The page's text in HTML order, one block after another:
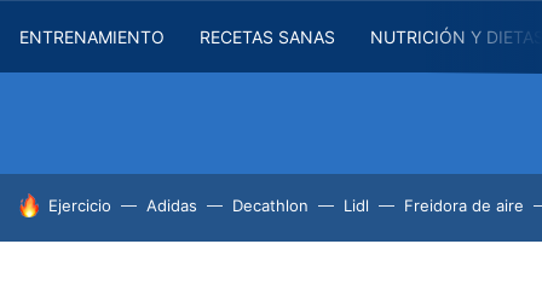
ENTRENAMIENTO RECETAS SANAS NUTRICIÓN Y
HOY SE HABLA DE
Ejercicio Adidas Decathlon Lidl Freidora de aire